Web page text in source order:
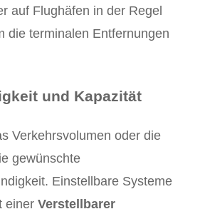
auf Flughäfen in der Regel
die terminalen Entfernungen
und Kapazität
Verkehrsvolumen oder die
gewünschte
Einstellbare Systeme
einer Verstellbarer